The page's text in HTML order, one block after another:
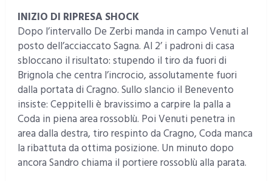
INIZIO DI RIPRESA SHOCK
Dopo l’intervallo De Zerbi manda in campo Venuti al
posto dell’acciaccato Sagna. Al 2’ i padroni di casa
sbloccano il risultato: stupendo il tiro da fuori di
Brignola che centra l’incrocio, assolutamente fuori
dalla portata di Cragno. Sullo slancio il Benevento
insiste: Ceppitelli è bravissimo a carpire la palla a
Coda in piena area rossoblù. Poi Venuti penetra in
area dalla destra, tiro respinto da Cragno, Coda manca
la ribattuta da ottima posizione. Un minuto dopo
ancora Sandro chiama il portiere rossoblù alla parata.